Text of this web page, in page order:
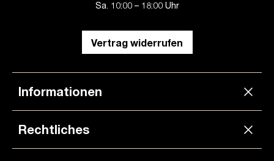
Sa. 10:00 – 18:00 Uhr
Vertrag widerrufen
Informationen
Rechtliches